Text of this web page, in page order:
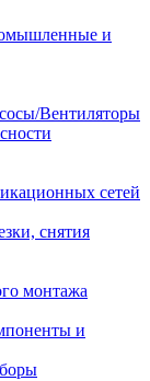
и
Вентиляторы
сетей
снятия
монтажа
и